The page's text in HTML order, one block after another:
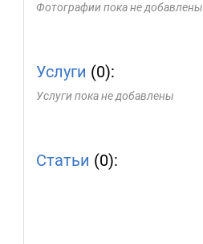
Фотографии пока не добавлены
Услуги (0):
Услуги пока не добавлены
Статьи (0):